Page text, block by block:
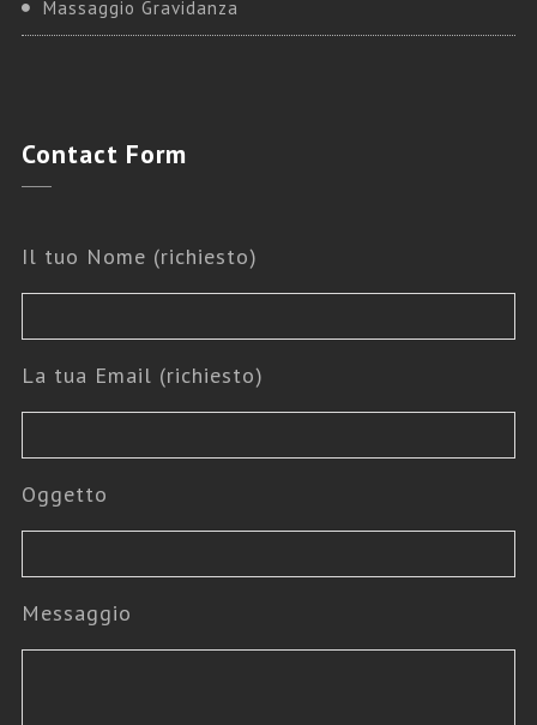
Massaggio Gravidanza
Contact Form
Il tuo Nome (richiesto)
La tua Email (richiesto)
Oggetto
Messaggio